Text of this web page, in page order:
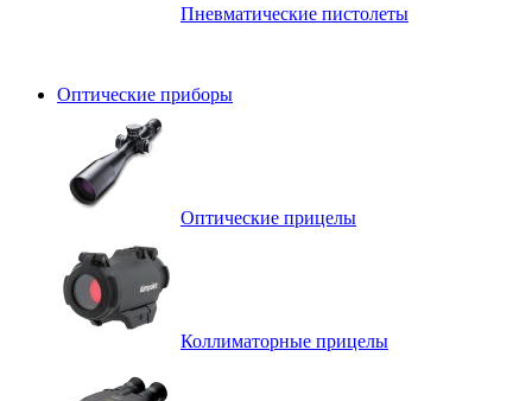
Пневматические пистолеты
Оптические приборы
Оптические прицелы
Коллиматорные прицелы